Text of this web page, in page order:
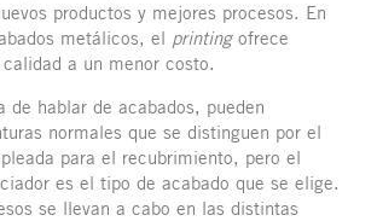
productos y mejores procesos. En
metálicos, el printingofrece
a un menor costo.
de hablar de acabados, pueden
normales que se distinguen por el
para el recubrimiento, pero el
es el tipo de acabado que se elige.
se llevan a cabo en las distintas